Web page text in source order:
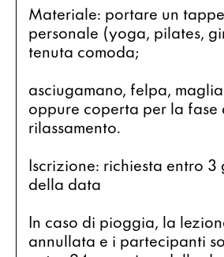
Materiale: portare un
personale (yoga, pilates,
tenuta comoda;
asciugamano, felpa,
oppure coperta per la fase
rilassamento.
Iscrizione: richiesta entro
della data
In caso di pioggia, la
annullata e i partecipanti